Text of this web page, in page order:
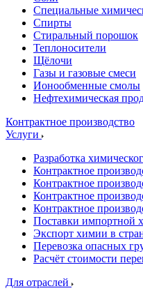
Специальные
Спирты
Стиральный порошок
Теплоносители
Щёлочи
Газы и газовые смеси
Ионообменные смолы
Нефтехимическая
Контрактное производство
Услуги
Разработка
Контрактное
Контрактное
Контрактное
Контрактное
Поставки импортной
Экспорт химии в
Перевозка опасных
Расчёт стоимости
Для отраслей